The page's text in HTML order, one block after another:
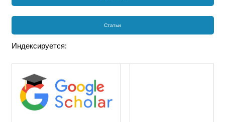
Статьи
Индексируется: